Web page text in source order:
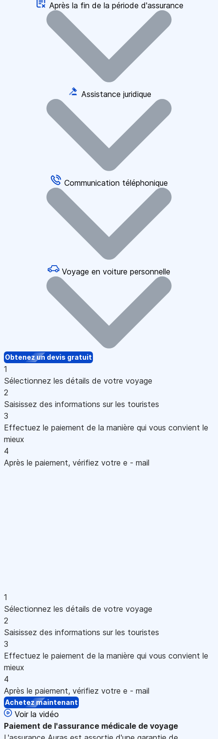
Après la fin de la période d'assurance
Assistance juridique
Communication téléphonique
Voyage en voiture personnelle
Obtenez un devis gratuit
1
Sélectionnez les détails de votre voyage
2
Saisissez des informations sur les touristes
3
Effectuez le paiement de la manière qui vous convient le
mieux
4
Après le paiement, vérifiez votre e - mail
1
Sélectionnez les détails de votre voyage
2
Saisissez des informations sur les touristes
3
Effectuez le paiement de la manière qui vous convient le
mieux
4
Après le paiement, vérifiez votre e - mail
Achetez maintenant
Voir la vidéo
Paiement de l'assurance médicale de voyage